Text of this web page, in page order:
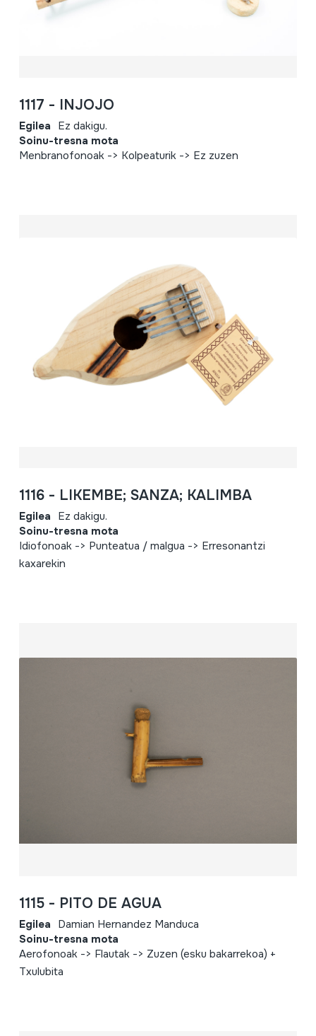
1117 - INJOJO
Egilea Ez dakigu.
Soinu-tresna mota
Menbranofonoak -> Kolpeaturik -> Ez zuzen
1116 - LIKEMBE; SANZA; KALIMBA
Egilea Ez dakigu.
Soinu-tresna mota
Idiofonoak -> Punteatua / malgua -> Erresonantzi
kaxarekin
1115 - PITO DE AGUA
Egilea Damian Hernandez Manduca
Soinu-tresna mota
Aerofonoak -> Flautak -> Zuzen (esku bakarrekoa) +
Txulubita